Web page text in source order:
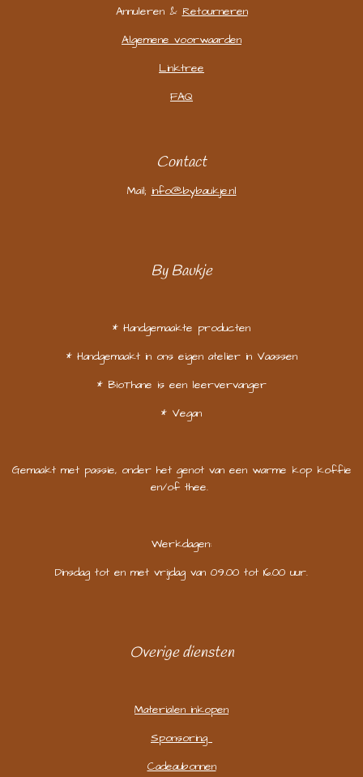
Annuleren & Retourneren
Algemene voorwaarden
Linktree
FAQ
Contact
Mail;info@bybaukje.nl
By Baukje
* Handgemaakte producten
* Handgemaakt in ons eigen atelier in Vaassen
* BioThane is een leervervanger
* Vegan
Gemaakt met passie, onder het genot van een warme kop koffie
en/of thee.
Werkdagen:
Dinsdag tot en met vrijdag van 09.00 tot 16.00 uur.
Overige diensten
Materialen inkopen
Sponsoring
Cadeaubonnen